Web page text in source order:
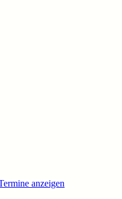
anzeigen